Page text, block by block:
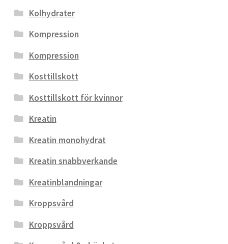
Kolhydrater
Kompression
Kompression
Kosttillskott
Kosttillskott för kvinnor
Kreatin
Kreatin monohydrat
Kreatin snabbverkande
Kreatinblandningar
Kroppsvård
Kroppsvård